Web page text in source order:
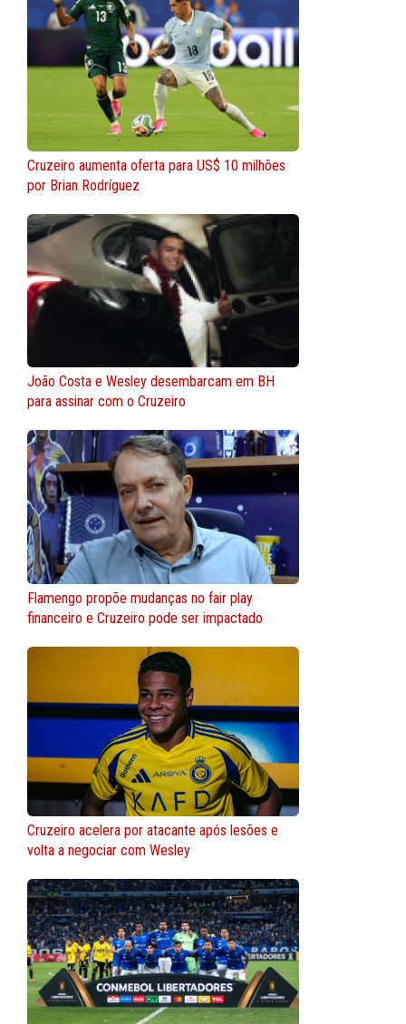
Cruzeiro aumenta oferta para US$ 10 milhões
por Brian Rodríguez
João Costa e Wesley desembarcam em BH
para assinar com o Cruzeiro
Flamengo propõe mudanças no fair play
financeiro e Cruzeiro pode ser impactado
Cruzeiro acelera por atacante após lesões e
volta a negociar com Wesley